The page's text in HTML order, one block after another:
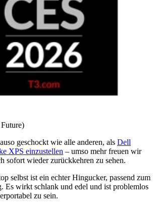
geschockt wie alle anderen, als Dell
XPS einzustellen – umso mehr freuen wir
sofort wieder zurückkehren zu sehen.
selbst ist ein echter Hingucker, passend zum
Es wirkt schlank und edel und ist problemlos
zu sein.